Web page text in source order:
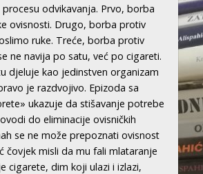
odvikavanja. Prvo, borba
ovisnosti. Drugo, borba protiv
ruke. Treće, borba protiv
ne navija po satu, već po cigareti.
djeluje kao jedinstven organizam
je razdvojivo. Epizoda sa
ukazuje da stišavanje potrebe
do eliminacije ovisničkih
se ne može prepoznati ovisnost
čovjek misli da mu fali mlataranje
cigarete, dim koji ulazi i izlazi,